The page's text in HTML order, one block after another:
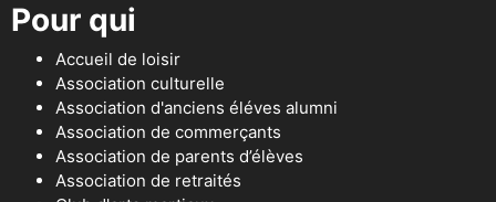
Pour qui
Accueil de loisir
Association culturelle
Association d'anciens éléves alumni
Association de commerçants
Association de parents d’élèves
Association de retraités